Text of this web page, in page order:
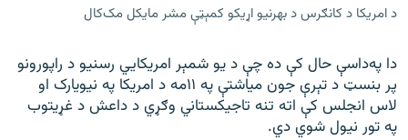
د امریکا د کانګرس د بهرنیو اړیکو کمېټې مشر مایکل مک‌کال
دا په‌داسې حال کې ده چې د یو شمېر امریکايي رسنیو د راپورونو
پر بنسټ د تېرې جون میاشتې په ۱۱مه د امریکا په نیویارک او
لاس انجلس کې اته تنه تاجیکستاني وګړي د داعش د غړیتوب
په تور نیول شوي دي.